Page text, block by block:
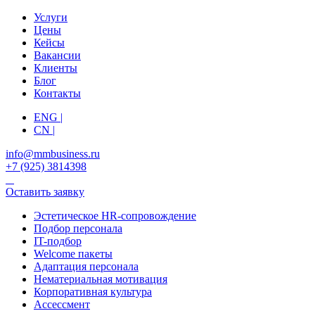
Услуги
Цены
Кейсы
Вакансии
Клиенты
Блог
Контакты
ENG |
CN |
info@mmbusiness.ru
+7 (925) 3814398
Оставить заявку
Эстетическое HR-сопровождение
Подбор персонала
IT-подбор
Welcome пакеты
Адаптация персонала
Нематериальная мотивация
Корпоративная культура
Ассессмент